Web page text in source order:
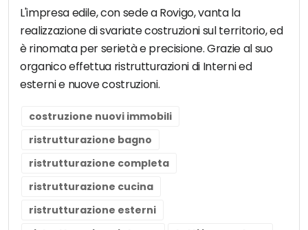
L'impresa edile, con sede a Rovigo, vanta la
realizzazione di svariate costruzioni sul territorio, ed
è rinomata per serietà e precisione. Grazie al suo
organico effettua ristrutturazioni di Interni ed
esterni e nuove costruzioni.
costruzione nuovi immobili
ristrutturazione bagno
ristrutturazione completa
ristrutturazione cucina
ristrutturazione esterni